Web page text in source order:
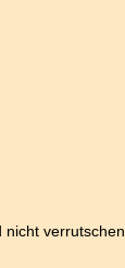
nicht verrutschen